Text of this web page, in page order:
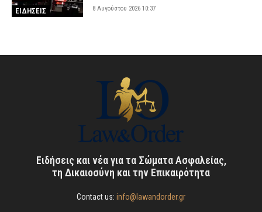
ΕΙΔΗΣΕΙΣ 8 Αυγούστου 2026 10:37
Ειδήσεις και νέα για τα Σώματα Ασφαλείας,
τη Δικαιοσύνη και την Επικαιρότητα
Contact us: info@lawandorder.gr